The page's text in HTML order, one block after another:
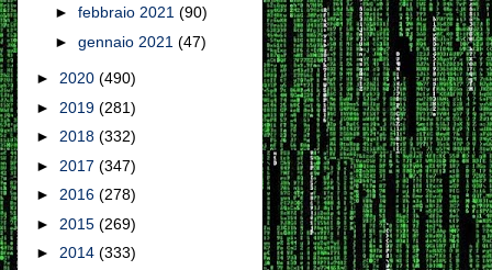
► febbraio 2021 (90)
► gennaio 2021 (47)
► 2020 (490)
► 2019 (281)
► 2018 (332)
► 2017 (347)
► 2016 (278)
► 2015 (269)
► 2014 (333)